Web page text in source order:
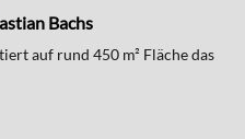
Bachs
auf rund 450 m² Fläche das